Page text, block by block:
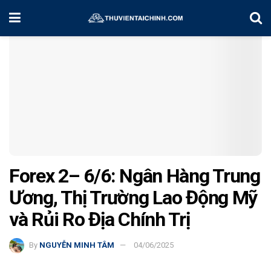
Home Chiến Lược Đầu Tư
Forex 2– 6/6: Ngân Hàng Trung
Ương, Thị Trường Lao Động Mỹ
và Rủi Ro Địa Chính Trị
By NGUYỄN MINH TÂM 04/06/2025